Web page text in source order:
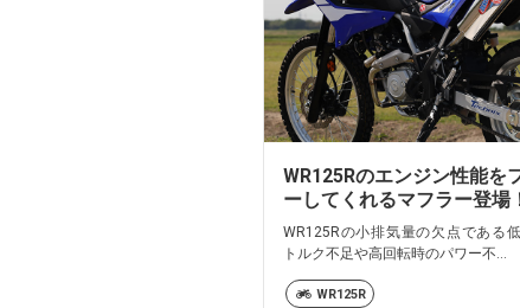
WR125Rのエンジン性能を
ーしてくれるマフラー登場
WR125Rの小排気量の欠点である
トルク不足や高回転時のパワー不...
WR125R